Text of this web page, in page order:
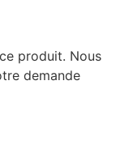
produit. Nous
demande